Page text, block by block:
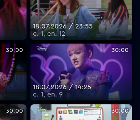
18.07.2026 / 23:55
с. 1, еп. 12
30:00 30:00
18.07.2026 / 14:25
с. 1, еп. 9
30:00 30:00